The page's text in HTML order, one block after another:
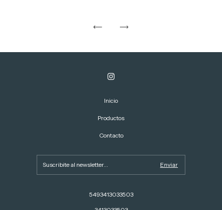
Inicio
Productos
Contacto
5493413033503